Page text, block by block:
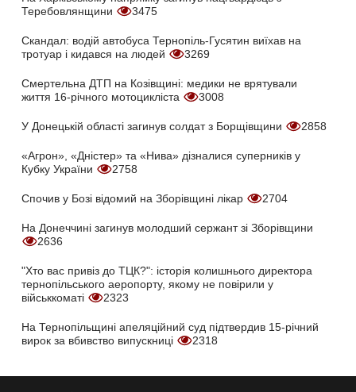
Теребовлянщини
3475
Скандал: водій автобуса Тернопіль-Гусятин виїхав на
тротуар і кидався на людей
3269
Смертельна ДТП на Козівщині: медики не врятували
життя 16-річного мотоцикліста
3008
У Донецькій області загинув солдат з Борщівщини 2858
«Агрон», «Дністер» та «Нива» дізналися суперників у
Кубку України
2758
Спочив у Бозі відомий на Зборівщині лікар 2704
На Донеччині загинув молодший сержант зі Зборівщини
2636
"Хто вас привіз до ТЦК?": історія колишнього директора
тернопільського аеропорту, якому не повірили у
військкоматі
2323
На Тернопільщині апеляційний суд підтвердив 15-річний
вирок за вбивство випускниці
2318